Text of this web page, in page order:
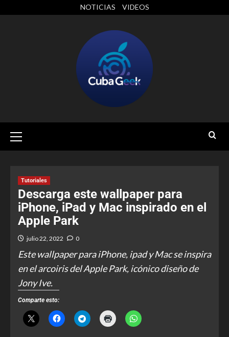
NOTICIAS VIDEOS
Tutoriales
Descarga este wallpaper para
iPhone, iPad y Mac inspirado en el
Apple Park
julio 22, 2022 0
Este wallpaper para iPhone, ipad y Mac se inspira
en el arcoiris del Apple Park, icónico diseño de
Jony Ive.
Comparte esto: